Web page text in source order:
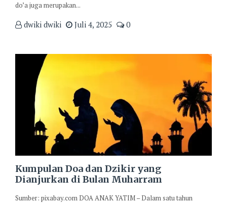
do’a juga merupakan...
dwiki dwiki Juli 4, 2025 0
Kumpulan Doa dan Dzikir yang
Dianjurkan di Bulan Muharram
Sumber: pixabay.com DOA ANAK YATIM – Dalam satu tahun